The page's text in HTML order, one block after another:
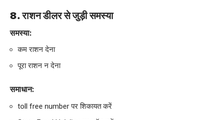
8. राशन डीलर से जुड़ी समस्या
समस्या:
कम राशन देना
पूरा राशन न देना
समाधान:
toll free number पर शिकायत करें